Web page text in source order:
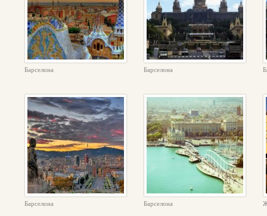
Барселона Барселона
Барселона Барселона